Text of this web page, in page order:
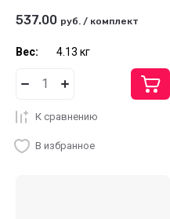
537.00 руб. / комплект
Вес: 4.13 кг
К сравнению
В избранное